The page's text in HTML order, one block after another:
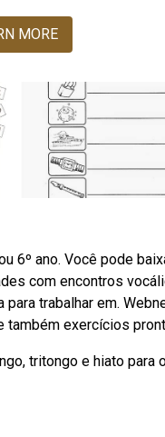
MORE
6º ano. Você pode
com encontros
trabalhar em.
exercícios
tritongo e hiato para o